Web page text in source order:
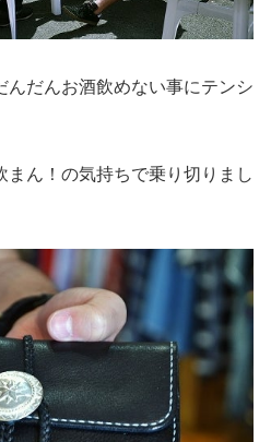
んだんお酒飲めない事にテンシ
まん！の気持ちで乗り切りまし